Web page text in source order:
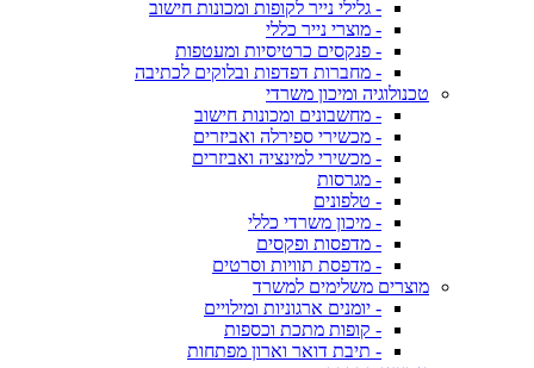
- גלילי נייר לקופות ומכונות חישוב
- מוצרי נייר כללי
- פנקסים כרטיסיות ומעטפות
- מחברות דפדפות ובלוקים לכתיבה
טכנולוגיה ומיכון משרדי
- מחשבונים ומכונות חישוב
- מכשירי ספירלה ואביזרים
- מכשירי למינציה ואביזרים
- מגרסות
- טלפונים
- מיכון משרדי כללי
- מדפסות ופקסים
- מדפסת תוויות וסרטים
מוצרים משלימים למשרד
- יומנים ארגוניות ומילויים
- קופות מתכת וכספות
- תיבת דואר וארון מפתחות